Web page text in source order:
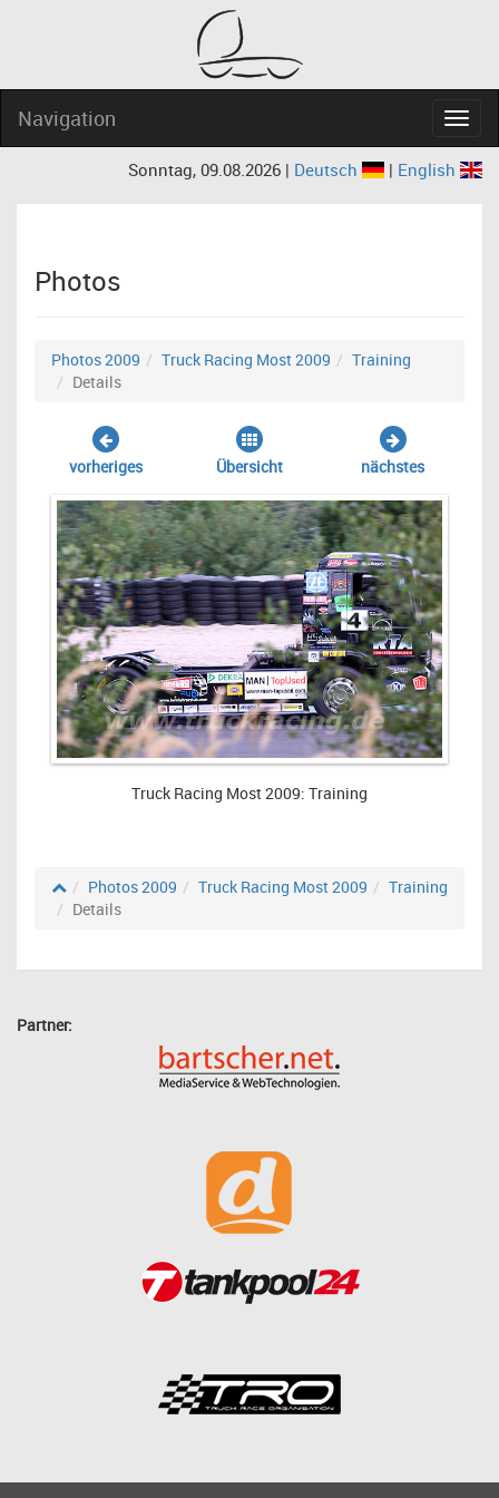
Navigation
Sonntag, 09.08.2026 | Deutsch | English
Photos
Photos 2009 Truck Racing Most 2009
Training
Details
vorheriges Übersicht nächstes
Truck Racing Most 2009: Training
Photos 2009 Truck Racing Most 2009
Training
Details
Partner: